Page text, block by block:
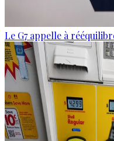
Le G7 appelle à